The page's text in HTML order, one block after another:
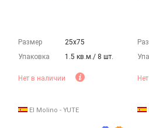
Размер
25х75
Упаковка
1.5 кв.м./ 8 шт.
Нет в наличии
El Molino - YUTE